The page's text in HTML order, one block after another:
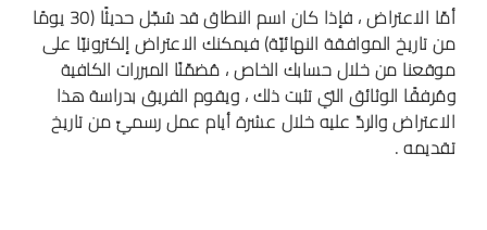
أمّا الاعتراض ، فإذا كان اسم النطاق قد سُجّل حديثًا (30 يومًا
من تاريخ الموافقة النهائيّة) فيمكنك الاعتراض إلكترونيّا على
موقعنا من خلال حسابك الخاص ، مُضمّنًا المبررات الكافية
ومُرفقًا الوثائق التي تثبت ذلك ، ويقوم الفريق بدراسة هذا
الاعتراض والردّ عليه خلال عشرة أيام عمل رسميّ من تاريخ
تقديمه .